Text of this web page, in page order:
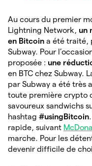
Au cours du premier
Lightning Network, un
en Bitcoin a été traité,
Subway. Pour
proposée : une
en BTC chez Subway.
par Subway a été très
toute première crypto
savoureux sandwichs
hashtag #usingBitcoin
rapide, suivant
marche. Pour les
devenir difficile de